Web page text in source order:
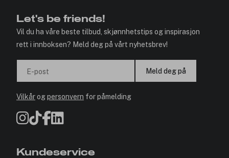
Let's be friends!
Vil du ha våre beste tilbud, skjønnhetstips og inspirasjon
rett i innboksen? Meld deg på vårt nyhetsbrev!
E-post Meld deg på
Vilkårogpersonvern for påmelding
Kundeservice